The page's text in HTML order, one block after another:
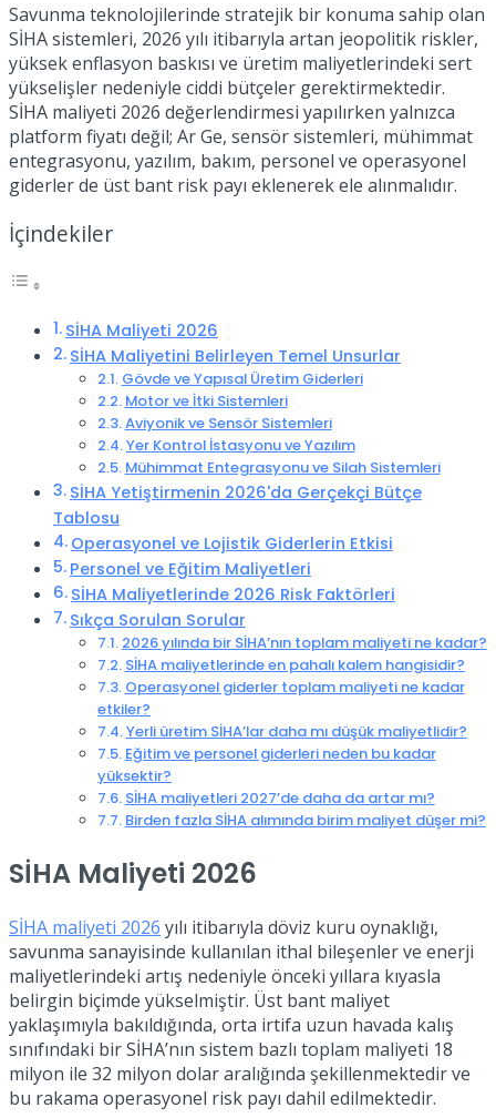
Savunma teknolojilerinde stratejik bir konuma sahip olan
SİHA sistemleri, 2026 yılı itibarıyla artan jeopolitik riskler,
yüksek enflasyon baskısı ve üretim maliyetlerindeki sert
yükselişler nedeniyle ciddi bütçeler gerektirmektedir.
SİHA maliyeti 2026 değerlendirmesi yapılırken yalnızca
platform fiyatı değil; Ar Ge, sensör sistemleri, mühimmat
entegrasyonu, yazılım, bakım, personel ve operasyonel
giderler de üst bant risk payı eklenerek ele alınmalıdır.
İçindekiler
SİHA Maliyeti 2026
SİHA Maliyetini Belirleyen Temel Unsurlar
Gövde ve Yapısal Üretim Giderleri
Motor ve İtki Sistemleri
Aviyonik ve Sensör Sistemleri
Yer Kontrol İstasyonu ve Yazılım
Mühimmat Entegrasyonu ve Silah Sistemleri
SİHA Yetiştirmenin 2026'da Gerçekçi Bütçe
Tablosu
Operasyonel ve Lojistik Giderlerin Etkisi
Personel ve Eğitim Maliyetleri
SİHA Maliyetlerinde 2026 Risk Faktörleri
Sıkça Sorulan Sorular
2026 yılında bir SİHA’nın toplam maliyeti ne kadar?
SİHA maliyetlerinde en pahalı kalem hangisidir?
Operasyonel giderler toplam maliyeti ne kadar
etkiler?
Yerli üretim SİHA’lar daha mı düşük maliyetlidir?
Eğitim ve personel giderleri neden bu kadar
yüksektir?
SİHA maliyetleri 2027’de daha da artar mı?
Birden fazla SİHA alımında birim maliyet düşer mi?
SİHA Maliyeti 2026
SİHA maliyeti 2026 yılı itibarıyla döviz kuru oynaklığı,
savunma sanayisinde kullanılan ithal bileşenler ve enerji
maliyetlerindeki artış nedeniyle önceki yıllara kıyasla
belirgin biçimde yükselmiştir. Üst bant maliyet
yaklaşımıyla bakıldığında, orta irtifa uzun havada kalış
sınıfındaki bir SİHA’nın sistem bazlı toplam maliyeti 18
milyon ile 32 milyon dolar aralığında şekillenmektedir ve
bu rakama operasyonel risk payı dahil edilmektedir.